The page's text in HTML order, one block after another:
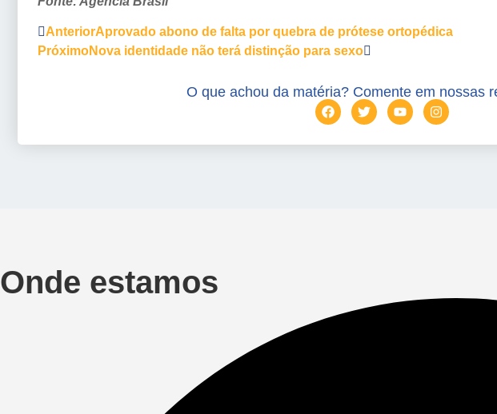
AnteriorAprovado abono de falta por quebra de prótese ortopédica
PróximoNova identidade não terá distinção para sexo
O que achou da matéria? Comente em nossas
Onde estamos